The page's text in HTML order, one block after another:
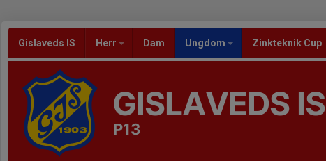
Gislaveds IS Herr Dam Ungdom Zinkteknik Cup
GISLAVEDS IS
P13